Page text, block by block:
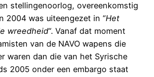
stellingenoorlog, overeenkomstig
2004 was uiteengezet in “Het
wreedheid“. Vanaf dat moment
van de NAVO wapens die
waren dan die van het Syrische
2005 onder een embargo staat